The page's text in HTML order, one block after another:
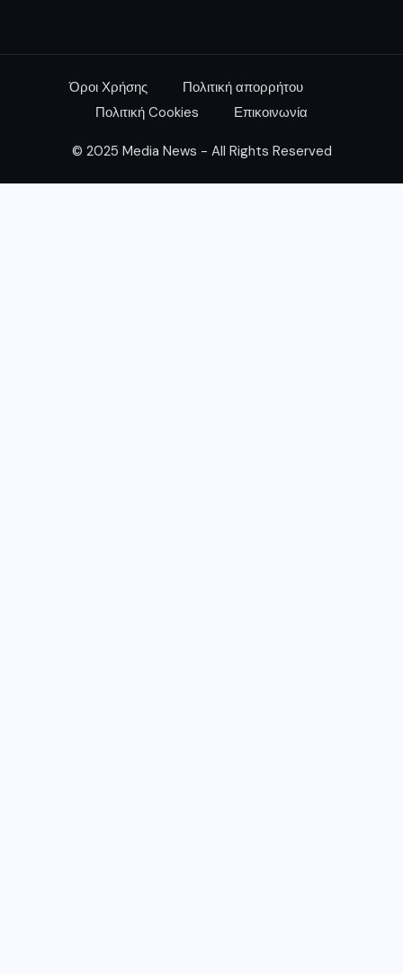
Όροι Χρήσης
Πολιτική απορρήτου
Πολιτική Cookies
Επικοινωνία
© 2025 Media News - All Rights Reserved